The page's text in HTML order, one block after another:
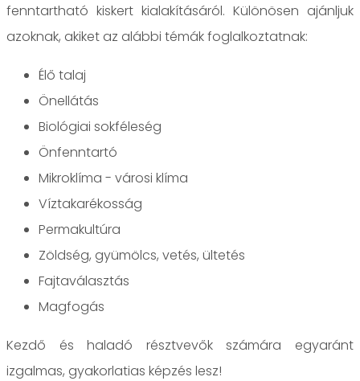
fenntartható kiskert kialakításáról. Különösen ajánljuk
azoknak, akiket az alábbi témák foglalkoztatnak:
Élő talaj
Önellátás
Biológiai sokféleség
Önfenntartó
Mikroklíma - városi klíma
Víztakarékosság
Permakultúra
Zöldség, gyümölcs, vetés, ültetés
Fajtaválasztás
Magfogás
Kezdő és haladó résztvevők számára egyaránt
izgalmas, gyakorlatias képzés lesz!